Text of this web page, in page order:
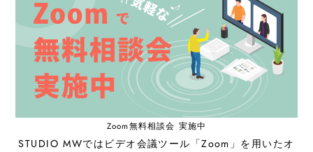
Zoom無料相談会 実施中
STUDIO MWではビデオ会議ツール「Zoom」を用いたオ